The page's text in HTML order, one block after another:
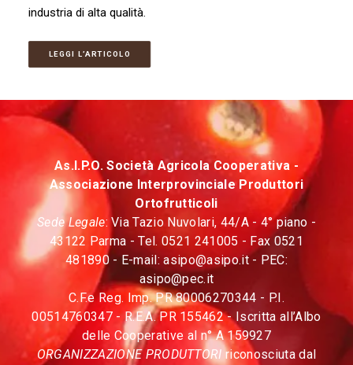
industria di alta qualità.
LEGGI L’ARTICOLO
As.I.P.O. Società Agricola Cooperativa -
Associazione Interprovinciale Produttori
Ortofrutticoli
Sede Legale: Via Tazio Nuvolari, 44/A - 4° piano -
43122 Parma - Tel. 0521 241005 - Fax 0521
481890 - E-mail:asipo@asipo.it- PEC:
asipo@pec.it
C.F.e Reg. Imp. PR 80006270344 - P.I.
00514760347 - R.E.A. PR 155462 - Iscritta all’Albo
delle Cooperative al n° A 159927
ORGANIZZAZIONE PRODUTTORI riconosciuta dal